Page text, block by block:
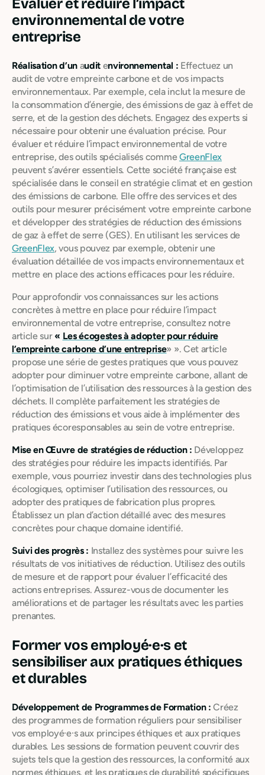
environnemental de votre
entreprise
Réalisation d’un audit environnemental : Effectuez un
audit de votre empreinte carbone et de vos impacts
environnementaux. Par exemple, cela inclut la mesure de
la consommation d’énergie, des émissions de gaz à effet de
serre, et de la gestion des déchets. Engagez des experts si
nécessaire pour obtenir une évaluation précise. Pour
évaluer et réduire l’impact environnemental de votre
entreprise, des outils spécialisés commeGreenFlex
peuvent s’avérer essentiels. Cette société française est
spécialisée dans le conseil en stratégie climat et en gestion
des émissions de carbone. Elle offre des services et des
outils pour mesurer précisément votre empreinte carbone
et développer des stratégies de réduction des émissions
de gaz à effet de serre (GES). En utilisant les services de
GreenFlex, vous pouvez par exemple, obtenir une
évaluation détaillée de vos impacts environnementaux et
mettre en place des actions efficaces pour les réduire.
Pour approfondir vos connaissances sur les actions
concrètes à mettre en place pour réduire l’impact
environnemental de votre entreprise, consultez notre
article sur « Les écogestes à adopter pour réduire
l’empreinte carbone d’une entreprise» ». Cet article
propose une série de gestes pratiques que vous pouvez
adopter pour diminuer votre empreinte carbone, allant de
l’optimisation de l’utilisation des ressources à la gestion des
déchets. Il complète parfaitement les stratégies de
réduction des émissions et vous aide à implémenter des
pratiques écoresponsables au sein de votre entreprise.
Mise en Œuvre de stratégies de réduction : Développez
des stratégies pour réduire les impacts identifiés. Par
exemple, vous pourriez investir dans des technologies plus
écologiques, optimiser l’utilisation des ressources, ou
adopter des pratiques de fabrication plus propres.
Établissez un plan d’action détaillé avec des mesures
concrètes pour chaque domaine identifié.
Suivi des progrès : Installez des systèmes pour suivre les
résultats de vos initiatives de réduction. Utilisez des outils
de mesure et de rapport pour évaluer l’efficacité des
actions entreprises. Assurez-vous de documenter les
améliorations et de partager les résultats avec les parties
prenantes.
Former vos employé·e·s et
sensibiliser aux pratiques éthiques
et durables
Développement de Programmes de Formation : Créez
des programmes de formation réguliers pour sensibiliser
vos employé·e·s aux principes éthiques et aux pratiques
durables. Les sessions de formation peuvent couvrir des
sujets tels que la gestion des ressources, la conformité aux
normes éthiques, et les pratiques de durabilité spécifiques